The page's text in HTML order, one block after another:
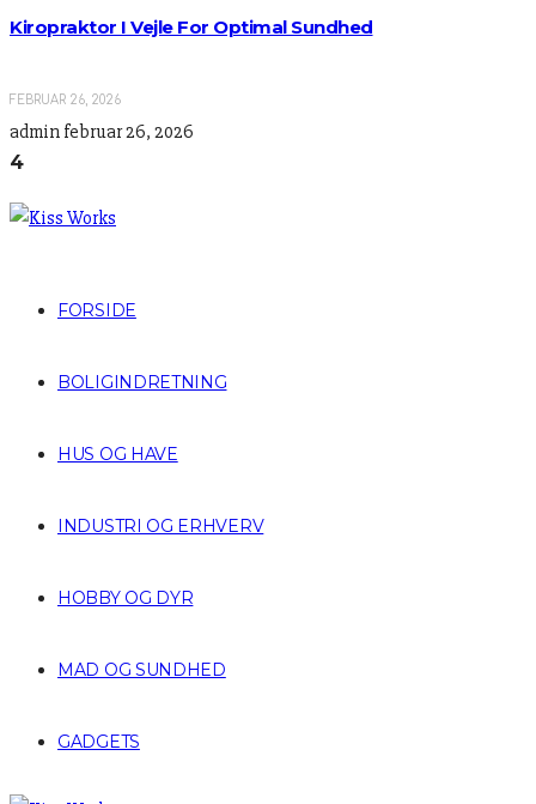
Kiropraktor I Vejle For Optimal Sundhed
FEBRUAR 26, 2026
admin februar 26, 2026
4
FORSIDE
BOLIGINDRETNING
HUS OG HAVE
INDUSTRI OG ERHVERV
HOBBY OG DYR
MAD OG SUNDHED
GADGETS